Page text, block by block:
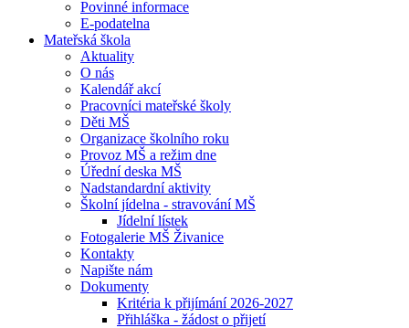
Povinné informace
E-podatelna
Mateřská škola
Aktuality
O nás
Kalendář akcí
Pracovníci mateřské školy
Děti MŠ
Organizace školního roku
Provoz MŠ a režim dne
Úřední deska MŠ
Nadstandardní aktivity
Školní jídelna - stravování MŠ
Jídelní lístek
Fotogalerie MŠ Živanice
Kontakty
Napište nám
Dokumenty
Kritéria k přijímání 2026-2027
Přihláška - žádost o přijetí